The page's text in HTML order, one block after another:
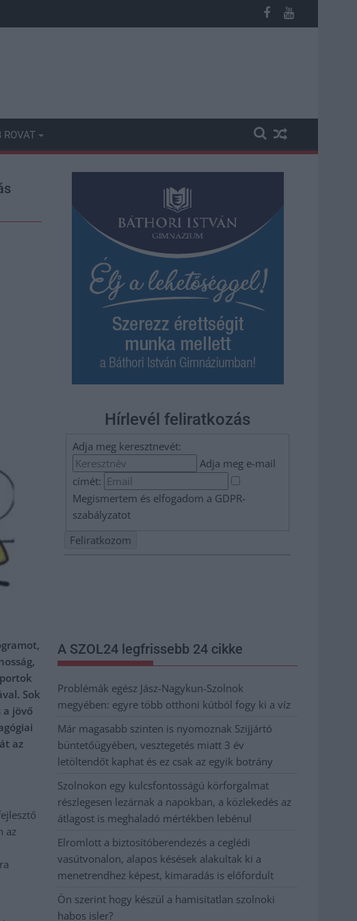
vesztegetés miatt 3 év letöltendőt kaphat és ez csak az
ROVAT
Sok
jövő
az
az
Hírlevél feliratkozás
Adja meg keresztnevét:
Adja meg e-mail
címét:
Megismertem és elfogadom a GDPR-
szabályzatot
A SZOL24 legfrissebb 24 cikke
Problémák egész Jász-Nagykun-Szolnok
megyében: egyre több otthoni kútból fogy ki a víz
Már magasabb szinten is nyomoznak Szijjártó
büntetőügyében, vesztegetés miatt 3 év
letöltendőt kaphat és ez csak az egyik botrány
Szolnokon egy kulcsfontosságú körforgalmat
részlegesen lezárnak a napokban, a közlekedés az
átlagost is meghaladó mértékben lebénul
Elromlott a biztosítóberendezés a ceglédi
vasútvonalon, alapos késések alakultak ki a
menetrendhez képest, kimaradás is előfordult
Ön szerint hogy készül a hamisítatlan szolnoki
habos isler?